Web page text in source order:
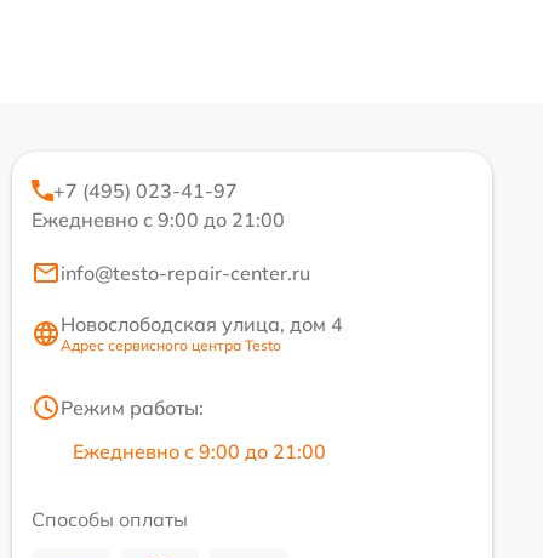
+7 (495) 023-41-97
Ежедневно с 9:00 до 21:00
info@testo-repair-center.ru
Новослободская улица, дом 4
Адрес сервисного центра Testo
Режим работы:
Ежедневно с 9:00 до 21:00
Способы оплаты